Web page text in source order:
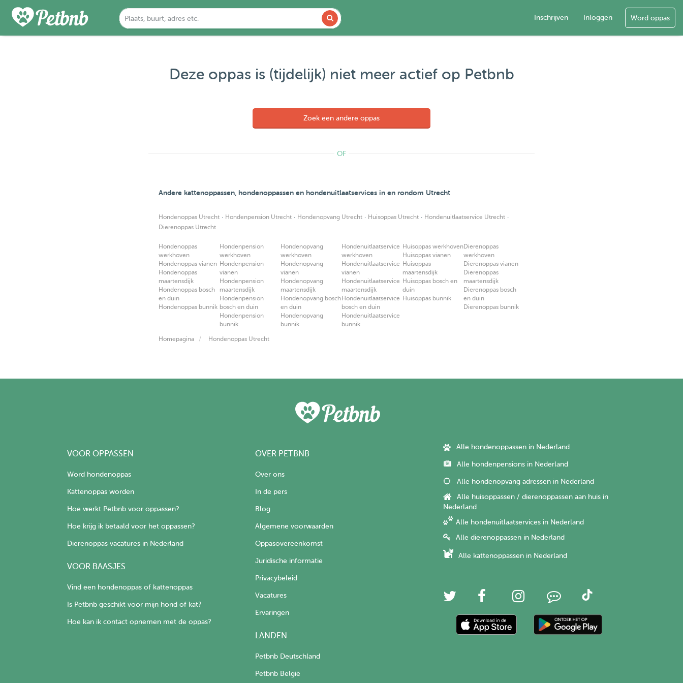
Inschrijven Inloggen Word oppas
Deze oppas is (tijdelijk) niet meer actief op Petbnb
Zoek een andere oppas
OF
Andere kattenoppassen, hondenoppassen en hondenuitlaatservices in en rondom Utrecht
Hondenoppas Utrecht · Hondenpension Utrecht · Hondenopvang Utrecht · Huisoppas Utrecht · Hondenuitlaatservice Utrecht ·
Dierenoppas Utrecht
Hondenoppas
werkhoven
Hondenoppas vianen
Hondenoppas
maartensdijk
Hondenoppas bosch
en duin
Hondenoppas bunnik
Hondenpension
werkhoven
Hondenpension
vianen
Hondenpension
maartensdijk
Hondenpension
bosch en duin
Hondenpension
bunnik
Hondenopvang
werkhoven
Hondenopvang
vianen
Hondenopvang
maartensdijk
Hondenopvang bosch
en duin
Hondenopvang
bunnik
Hondenuitlaatservice
werkhoven
Hondenuitlaatservice
vianen
Hondenuitlaatservice
maartensdijk
Hondenuitlaatservice
bosch en duin
Hondenuitlaatservice
bunnik
Huisoppas werkhoven
Huisoppas vianen
Huisoppas
maartensdijk
Huisoppas bosch en
duin
Huisoppas bunnik
Dierenoppas
werkhoven
Dierenoppas vianen
Dierenoppas
maartensdijk
Dierenoppas bosch
en duin
Dierenoppas bunnik
Homepagina Hondenoppas Utrecht
VOOR OPPASSEN
Word hondenoppas
Kattenoppas worden
Hoe werkt Petbnb voor oppassen?
Hoe krijg ik betaald voor het oppassen?
Dierenoppas vacatures in Nederland
VOOR BAASJES
Vind een hondenoppas of kattenoppas
Is Petbnb geschikt voor mijn hond of kat?
Hoe kan ik contact opnemen met de oppas?
OVER PETBNB
Over ons
In de pers
Blog
Algemene voorwaarden
Oppasovereenkomst
Juridische informatie
Privacybeleid
Vacatures
Ervaringen
LANDEN
Petbnb Deutschland
Petbnb België
Alle hondenoppassen in Nederland
Alle hondenpensions in Nederland
Alle hondenopvang adressen in Nederland
Alle huisoppassen / dierenoppassen aan huis in
Nederland
Alle hondenuitlaatservices in Nederland
Alle dierenoppassen in Nederland
Alle kattenoppassen in Nederland